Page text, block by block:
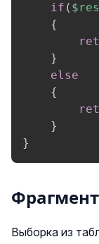
if (
{
}
else
{
}
}
Фрагмент
Выборка из